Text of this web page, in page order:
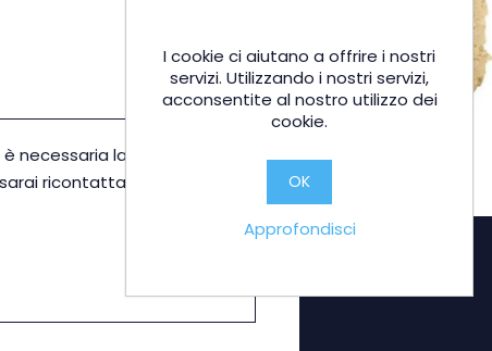
necessaria la conferma
ricontattato in
I cookie ci aiutano a offrire i nostri
servizi. Utilizzando i nostri servizi,
acconsentite al nostro utilizzo dei
cookie.
OK
Approfondisci